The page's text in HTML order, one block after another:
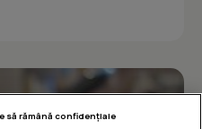
să rămână confidențiale